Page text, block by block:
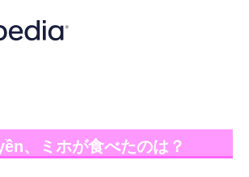
、ミホが食べたのは？